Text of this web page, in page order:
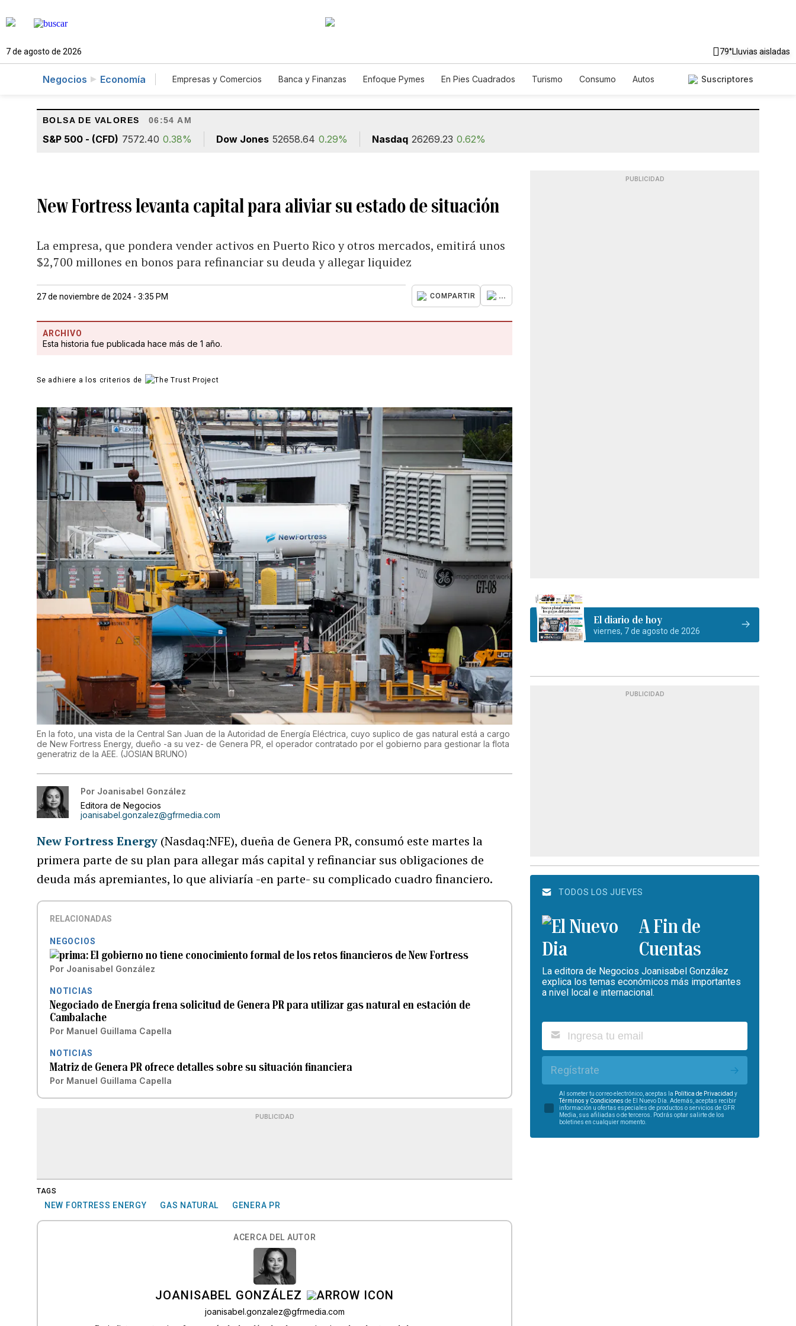
7 de agosto de 2026 79°Lluvias aisladas
Negocios Economía Empresas y Comercios Banca y Finanzas Enfoque Pymes En Pies Cuadrados Turismo Consumo
Autos
Suscriptores
BOLSA DE VALORES 06:54 AM
S&P 500 - (CFD) 7572.40 0.38% Dow Jones 52658.64 0.29% Nasdaq 26269.23 0.62%
New Fortress levanta capital para aliviar su estado de situación
La empresa, que pondera vender activos en Puerto Rico y otros mercados, emitirá unos
$2,700 millones en bonos para refinanciar su deuda y allegar liquidez
27 de noviembre de 2024 - 3:35 PM COMPARTIR ...
ARCHIVO
Esta historia fue publicada hace más de 1 año.
Se adhiere a los criterios de
En la foto, una vista de la Central San Juan de la Autoridad de Energía Eléctrica, cuyo suplico de gas natural está a cargo
de New Fortress Energy, dueño -a su vez- de Genera PR, el operador contratado por el gobierno para gestionar la flota
generatriz de la AEE. (JOSIAN BRUNO)
Por Joanisabel González
Editora de Negocios
joanisabel.gonzalez@gfrmedia.com
New Fortress Energy (Nasdaq:NFE), dueña de Genera PR, consumó este martes la
primera parte de su plan para allegar más capital y refinanciar sus obligaciones de
deuda más apremiantes, lo que aliviaría -en parte- su complicado cuadro financiero.
RELACIONADAS
NEGOCIOS
El gobierno no tiene conocimiento formal de los retos financieros de New Fortress
Por Joanisabel González
NOTICIAS
Negociado de Energía frena solicitud de Genera PR para utilizar gas natural en estación de
Cambalache
Por Manuel Guillama Capella
NOTICIAS
Matriz de Genera PR ofrece detalles sobre su situación financiera
Por Manuel Guillama Capella
PUBLICIDAD
TAGS
NEW FORTRESS ENERGY GAS NATURAL GENERA PR
ACERCA DEL AUTOR
JOANISABEL GONZÁLEZ
joanisabel.gonzalez@gfrmedia.com
PUBLICIDAD
El diario de hoy
viernes, 7 de agosto de 2026
PUBLICIDAD
TODOS LOS JUEVES
A Fin de
Cuentas
La editora de Negocios Joanisabel González
explica los temas económicos más importantes
a nivel local e internacional.
Regístrate
Al someter tu correo electrónico, aceptas la Política de Privacidad y
Términos y Condiciones de El Nuevo Día. Además, aceptas recibir
información u ofertas especiales de productos o servicios de GFR
Media, sus afiliadas o de terceros. Podrás optar salirte de los
boletines en cualquier momento.